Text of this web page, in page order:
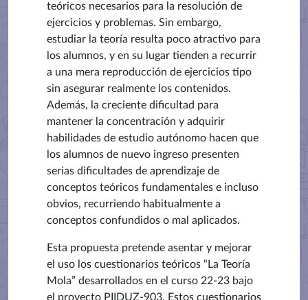
teóricos necesarios para la resolución de
ejercicios y problemas. Sin embargo,
estudiar la teoría resulta poco atractivo para
los alumnos, y en su lugar tienden a recurrir
a una mera reproducción de ejercicios tipo
sin asegurar realmente los contenidos.
Además, la creciente dificultad para
mantener la concentración y adquirir
habilidades de estudio autónomo hacen que
los alumnos de nuevo ingreso presenten
serias dificultades de aprendizaje de
conceptos teóricos fundamentales e incluso
obvios, recurriendo habitualmente a
conceptos confundidos o mal aplicados.
Esta propuesta pretende asentar y mejorar
el uso los cuestionarios teóricos “La Teoría
Mola” desarrollados en el curso 22-23 bajo
el proyecto PIIDUZ-903. Estos cuestionarios